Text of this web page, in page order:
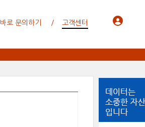
바로 문의하기 고객센터